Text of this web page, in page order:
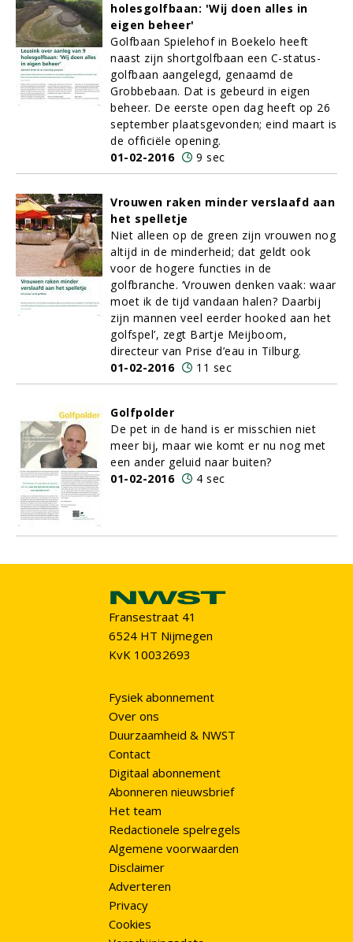
holesgolfbaan: 'Wij doen alles in
eigen beheer'
Golfbaan Spielehof in Boekelo heeft
naast zijn shortgolfbaan een C-status-
golfbaan aangelegd, genaamd de
Grobbebaan. Dat is gebeurd in eigen
beheer. De eerste open dag heeft op 26
september plaatsgevonden; eind maart is
de officiële opening.
01-02-2016
9 sec
Vrouwen raken minder verslaafd aan
het spelletje
Niet alleen op de green zijn vrouwen nog
altijd in de minderheid; dat geldt ook
voor de hogere functies in de
golfbranche. ‘Vrouwen denken vaak: waar
moet ik de tijd vandaan halen? Daarbij
zijn mannen veel eerder hooked aan het
golfspel’, zegt Bartje Meijboom,
directeur van Prise d’eau in Tilburg.
01-02-2016
11 sec
Golfpolder
De pet in de hand is er misschien niet
meer bij, maar wie komt er nu nog met
een ander geluid naar buiten?
01-02-2016
4 sec
Fransestraat 41
6524 HT Nijmegen
KvK 10032693
Fysiek abonnement
Over ons
Duurzaamheid & NWST
Contact
Digitaal abonnement
Abonneren nieuwsbrief
Het team
Redactionele spelregels
Algemene voorwaarden
Disclaimer
Adverteren
Privacy
Cookies